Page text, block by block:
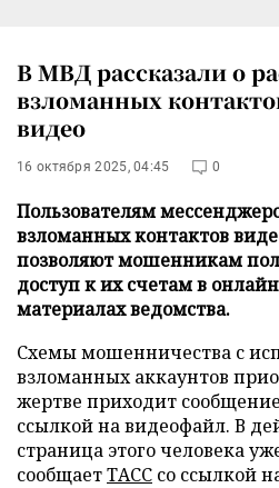
В МВД рассказали о
взломанных
видео
16 октября 2025, 04:45 0
Пользователям
взломанных контактов
позволяют мошенникам
доступ к их счетам в
материалах ведомства.
Схемы мошенничества с
взломанных аккаунтов
жертве приходит
ссылкой на видеофайл. В
страница этого человека
сообщаетТАСС со ссылкой